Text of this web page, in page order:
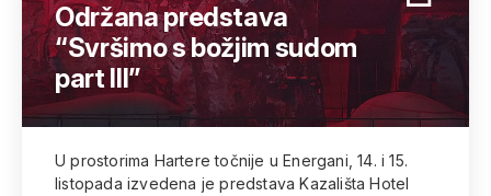
Održana predstava
“Svršimo s božjim sudom
part III”
U prostorima Hartere točnije u Energani, 14. i 15.
listopada izvedena je predstava Kazališta Hotel